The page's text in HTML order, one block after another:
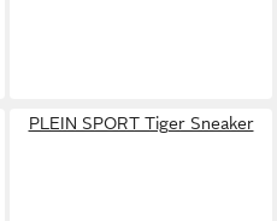
PLEIN SPORT Tiger Sneaker